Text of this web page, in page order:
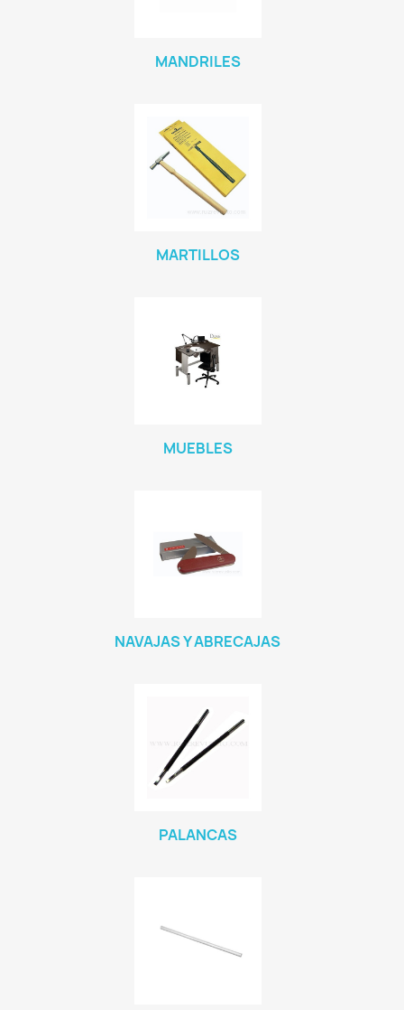
MANDRILES
MARTILLOS
MUEBLES
NAVAJAS Y ABRECAJAS
PALANCAS